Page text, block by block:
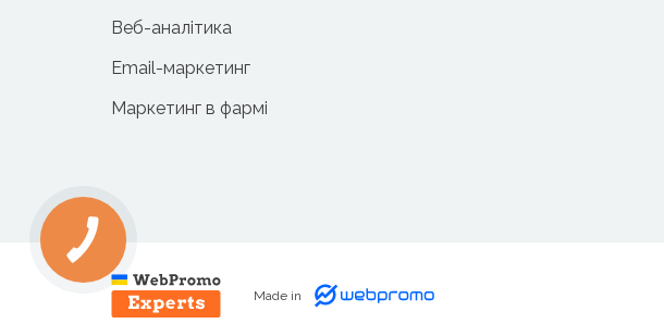
Веб-аналітика
Email-маркетинг
Маркетинг в фармі
Made in